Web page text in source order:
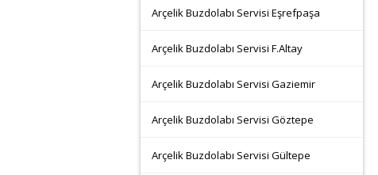
Arçelik Buzdolabı Servisi Eşrefpaşa
Arçelik Buzdolabı Servisi F.Altay
Arçelik Buzdolabı Servisi Gaziemir
Arçelik Buzdolabı Servisi Göztepe
Arçelik Buzdolabı Servisi Gültepe